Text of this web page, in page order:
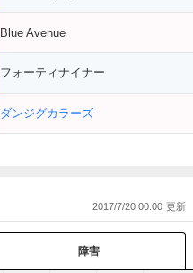
Blue Avenue
フォーティナイナー
ダンジグカラーズ
2017/7/20 00:00
障害